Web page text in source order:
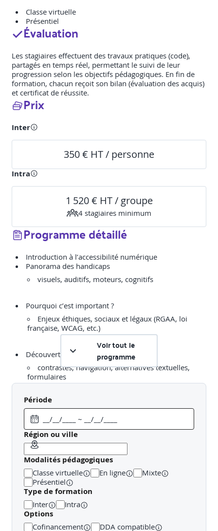
Classe virtuelle
Présentiel
Évaluation
Les stagiaires effectuent des travaux pratiques (code),
partagés en temps réel, permettant le suivi de leur
progression selon les objectifs pédagogiques. En fin de
formation, chacun reçoit son bilan (évaluation des acquis)
et certificat de réussite.
Prix
Inter
350 € HT / personne
Intra
1 520 € HT / groupe
4 stagiaires minimum
Programme détaillé
Introduction à l’accessibilité numérique
visuels, auditifs, moteurs, cognitifs
Enjeux éthiques, sociaux et légaux (RGAA, loi
française, WCAG, etc.)
contrastes, navigation, alternatives textuelles,
formulaires
simulateurs, testeurs automatiques, extensions
navigateur
détecter les problèmes d’accessibilité courants
Discussion et cas d’étude : comment intégrer
l’accessibilité dans ses projets
Mises en pratique :
Voir tout le
programme
Période
Région ou ville
Modalités pédagogiques
Classe virtuelle En ligne
Mixte
Présentiel
Type de formation
Inter Intra
Options
Cofinancement DDA compatible